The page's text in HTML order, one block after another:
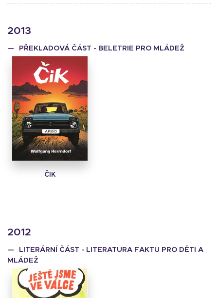
2013
PŘEKLADOVÁ ČÁST - BELETRIE PRO MLÁDEŽ
ČIK
2012
LITERÁRNÍ ČÁST - LITERATURA FAKTU PRO DĚTI A
MLÁDEŽ